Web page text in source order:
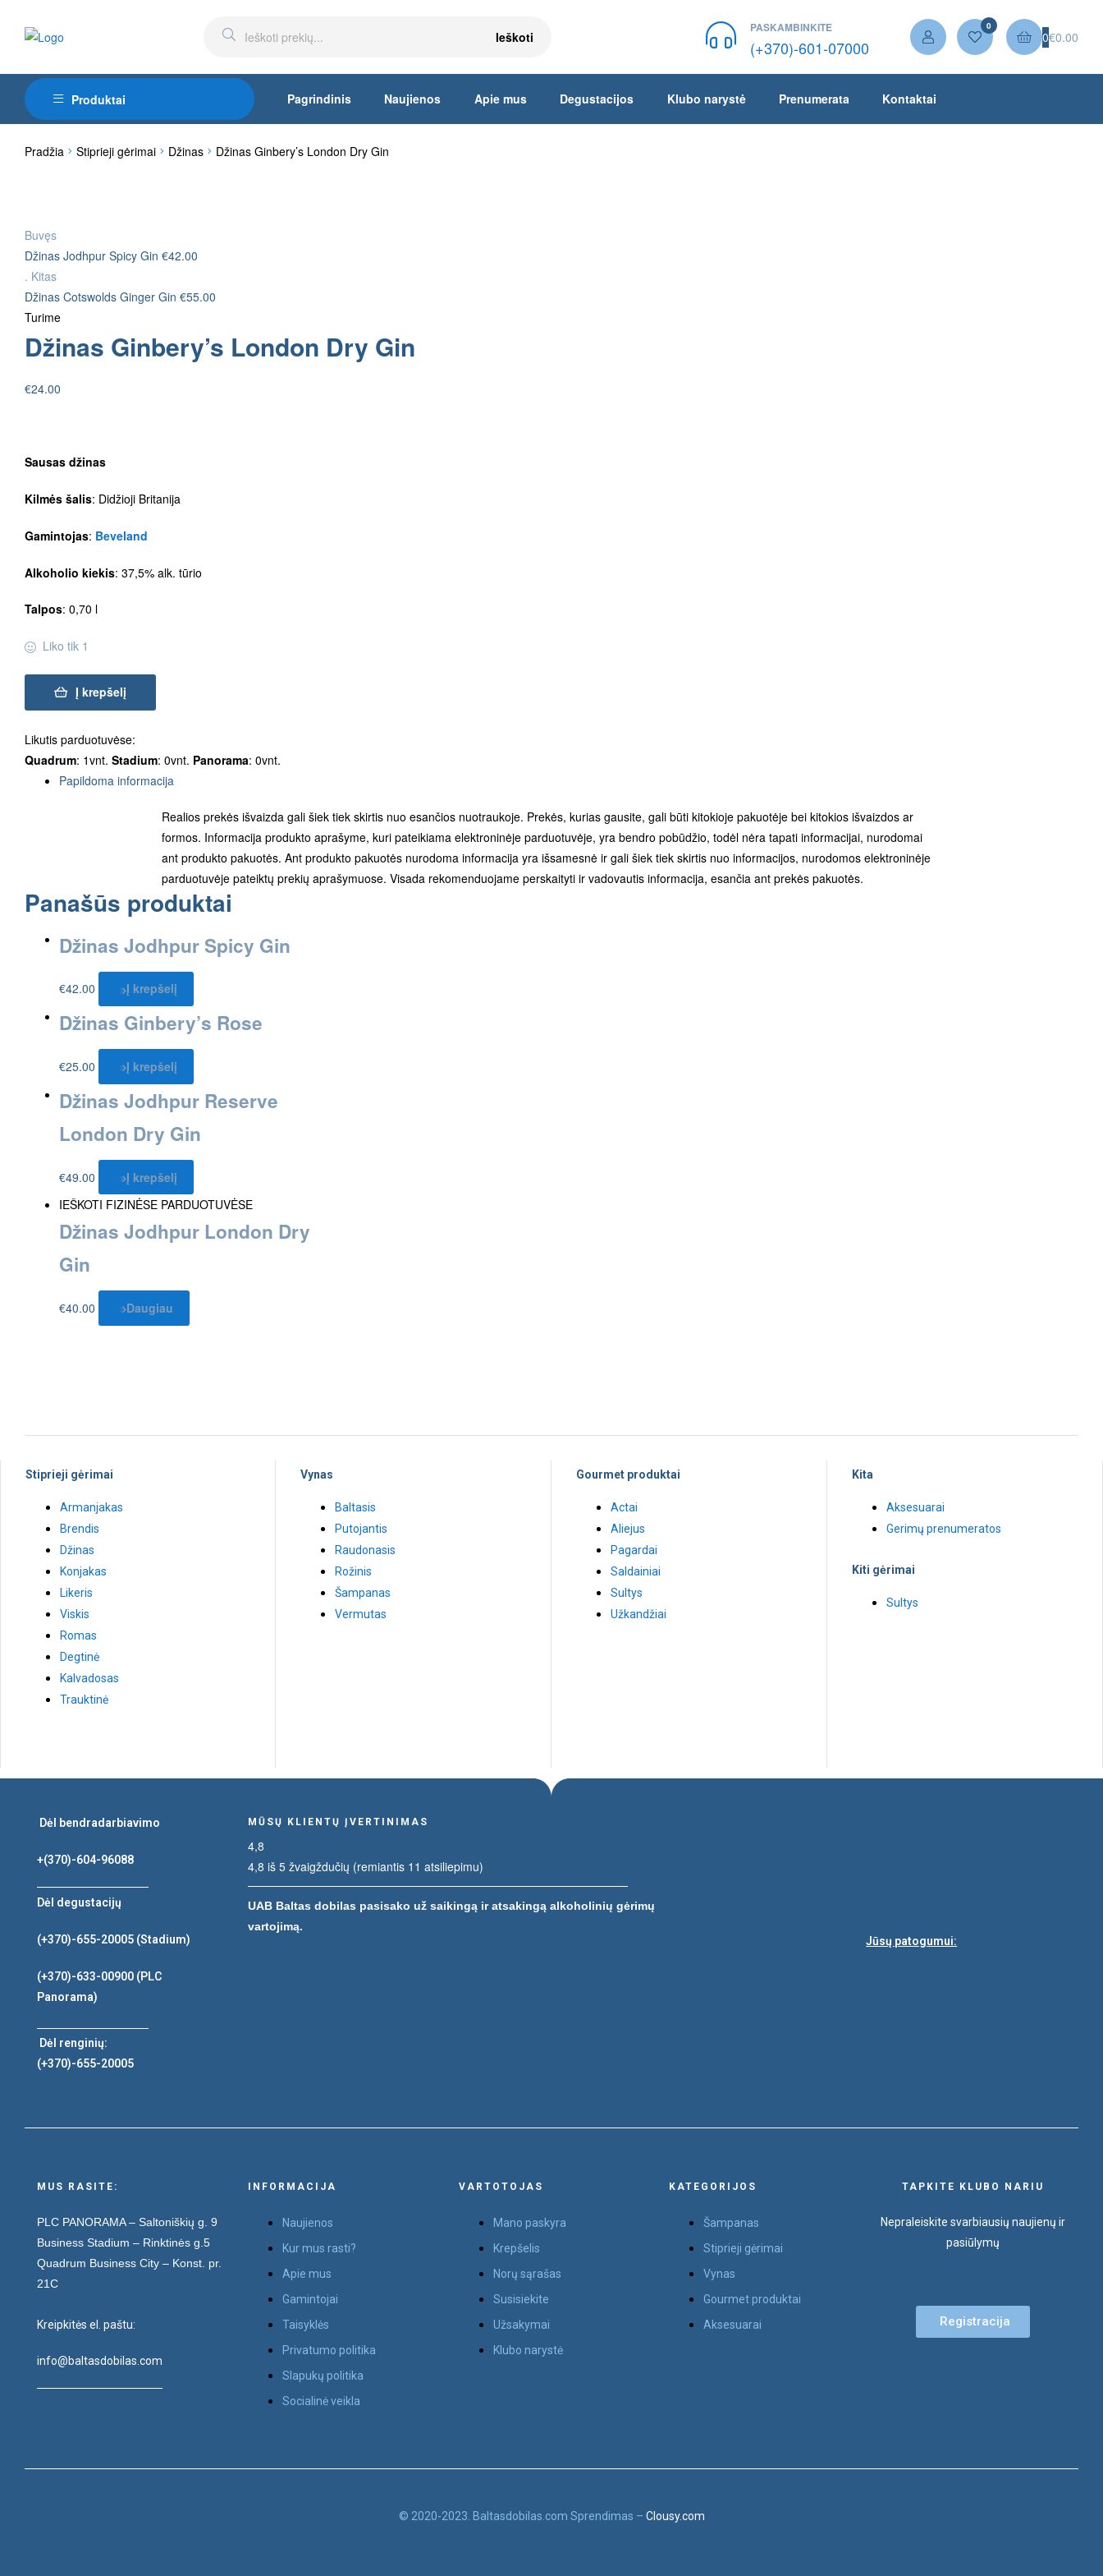
Ieškoti
PASKAMBINKITE
(+370)-601-07000
0
0€0.00
Produktai Pagrindinis Naujienos Apie mus Degustacijos Klubo narystė Prenumerata Kontaktai
Pradžia Stiprieji gėrimai Džinas Džinas Ginbery’s London Dry Gin
Buvęs
Džinas Jodhpur Spicy Gin €42.00
. Kitas
Džinas Cotswolds Ginger Gin €55.00
Turime
Džinas Ginbery’s London Dry Gin
€24.00
Sausas džinas
Kilmės šalis: Didžioji Britanija
Gamintojas: Beveland
Alkoholio kiekis: 37,5% alk. tūrio
Talpos: 0,70 l
Liko tik 1
Į krepšelį
Likutis parduotuvėse:
Quadrum: 1vnt. Stadium: 0vnt. Panorama: 0vnt.
Papildoma informacija
Realios prekės išvaizda gali šiek tiek skirtis nuo esančios nuotraukoje. Prekės, kurias gausite, gali būti kitokioje pakuotėje bei kitokios išvaizdos ar
formos. Informacija produkto aprašyme, kuri pateikiama elektroninėje parduotuvėje, yra bendro pobūdžio, todėl nėra tapati informacijai, nurodomai
ant produkto pakuotės. Ant produkto pakuotės nurodoma informacija yra išsamesnė ir gali šiek tiek skirtis nuo informacijos, nurodomos elektroninėje
parduotuvėje pateiktų prekių aprašymuose. Visada rekomenduojame perskaityti ir vadovautis informacija, esančia ant prekės pakuotės.
Panašūs produktai
Džinas Jodhpur Spicy Gin
€42.00 Į krepšelį
Džinas Ginbery’s Rose
€25.00 Į krepšelį
Džinas Jodhpur Reserve
London Dry Gin
€49.00
Į krepšelį
IEŠKOTI FIZINĖSE PARDUOTUVĖSE
Džinas Jodhpur London Dry
Gin
€40.00 Daugiau
Stiprieji gėrimai
Armanjakas
Brendis
Džinas
Konjakas
Likeris
Viskis
Romas
Degtinė
Kalvadosas
Trauktinė
Vynas
Baltasis
Putojantis
Raudonasis
Rožinis
Šampanas
Vermutas
Gourmet produktai
Actai
Aliejus
Pagardai
Saldainiai
Sultys
Užkandžiai
Kita
Aksesuarai
Gerimų prenumeratos
Kiti gėrimai
Sultys
Dėl bendradarbiavimo
+(370)-604-96088
Dėl degustacijų
(+370)-655-20005 (Stadium)
(+370)-633-00900 (PLC
Panorama)
Dėl renginių:
(+370)-655-20005
MŪSŲ KLIENTŲ ĮVERTINIMAS
4,8
4,8 iš 5 žvaigždučių (remiantis 11 atsiliepimu)
UAB Baltas dobilas pasisako už saikingą ir atsakingą alkoholinių gėrimų
vartojimą.
Jūsų patogumui:
MUS RASITE:
PLC PANORAMA – Saltoniškių g. 9
Business Stadium – Rinktinės g.5
Quadrum Business City – Konst. pr.
21C
Kreipkitės el. paštu:
info@baltasdobilas.com
INFORMACIJA
Naujienos
Kur mus rasti?
Apie mus
Gamintojai
Taisyklės
Privatumo politika
Slapukų politika
Socialinė veikla
VARTOTOJAS
Mano paskyra
Krepšelis
Norų sąrašas
Susisiekite
Užsakymai
Klubo narystė
KATEGORIJOS
Šampanas
Stiprieji gėrimai
Vynas
Gourmet produktai
Aksesuarai
TAPKITE KLUBO NARIU
Nepraleiskite svarbiausių naujienų ir
pasiūlymų
Registracija
© 2020-2023. Baltasdobilas.com Sprendimas – Clousy.com